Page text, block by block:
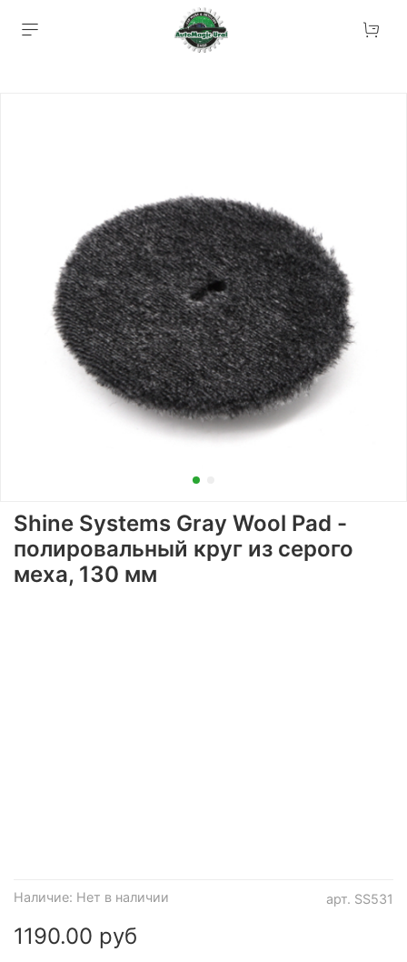
арт. SS531
Наличие: Нет в наличии
Shine Systems Gray Wool Pad -
полировальный круг из серого
меха, 130 мм
1190.00 руб